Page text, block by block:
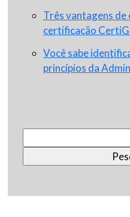
Três vantagens de
certificação
Você sabe
princípios da
por: